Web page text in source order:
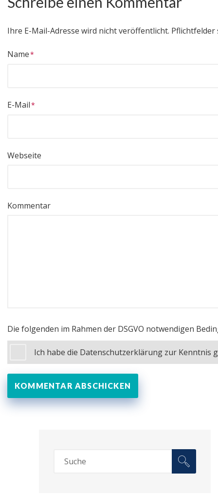
Ihre E-Mail-Adresse wird nicht veröffentlicht. Pflichtfelder
Name
E-Mail
Webseite
Kommentar
Die folgenden im Rahmen der DSGVO notwendigen
Ich habe die Datenschutzerklärung zur Kenntnis